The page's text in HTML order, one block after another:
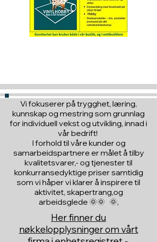
Vi fokuserer på trygghet, læring,
kunnskap og mestring som grunnlag
for individuell vekst og utvikling, innad i
vår bedrift!
I forhold til våre kunder og
samarbeidspartnere er målet å tilby
kvalitetsvarer,- og tjenester til
konkurransedyktige priser samtidig
som vi håper vi klarer å inspirere til
aktivitet, skapertrang,og
arbeidsglede 🌞🌞 🌞,
Her finner du
nøkkelopplysninger om vårt